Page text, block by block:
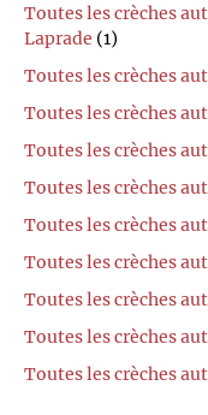
Toutes les crèches
Laprade (1)
Toutes les crèches
Toutes les crèches
Toutes les crèches
Toutes les crèches
Toutes les crèches
Toutes les crèches
Toutes les crèches
Toutes les crèches
Toutes les crèches